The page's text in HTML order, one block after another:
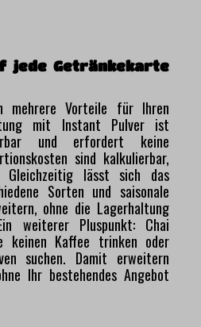
jede Getränkekarte
mehrere Vorteile für Ihren
mit Instant Pulver ist
und erfordert keine
sind kalkulierbar,
lässt sich das
Sorten und saisonale
ohne die Lagerhaltung
weiterer Pluspunkt: Chai
keinen Kaffee trinken oder
suchen. Damit erweitern
Ihr bestehendes Angebot